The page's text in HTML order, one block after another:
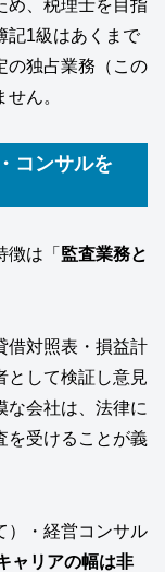
め、税理士を目指
記1級はあくまで
の独占業務（この
ん。
コンサルを
徴は「 監査業務と
借対照表・損益計
として検証し意見
な会社は、法律に
を受けることが義
）・経営コンサル
ャリアの幅は非